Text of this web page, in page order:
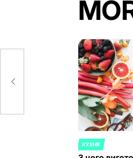
POSTED
КУХНЯ